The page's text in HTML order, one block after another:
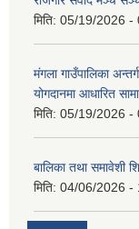
मिति: 05/19/2026 -
मंगला गाउँपालिका
योगदानमा आधारित
मिति: 05/19/2026 -
बालिका तथा समावेशी
मिति: 04/06/2026 -